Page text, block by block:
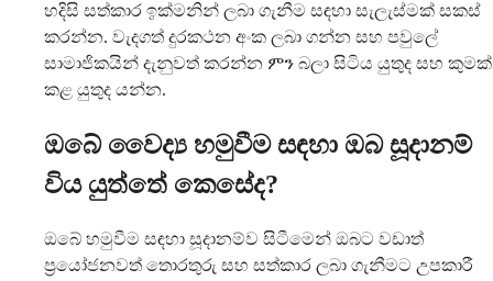
හදිසි සත්කාර ඉක්මනින් ලබා ගැනීම සඳහා සැලැස්මක් සකස්
කරන්න. වැදගත් දුරකථන අංක ලබා ගන්න සහ පවුලේ
සාමාජිකයින් දැනුවත් කරන්න ምን බලා සිටිය යුතුද සහ කුමක්
කළ යුතුද යන්න.
ඔබේ වෛද්‍ය හමුවීම සඳහා ඔබ සූදානම්
විය යුත්තේ කෙසේද?
ඔබේ හමුවීම සඳහා සූදානම්ව සිටීමෙන් ඔබට වඩාත්
ප්‍රයෝජනවත් තොරතුරු සහ සත්කාර ලබා ගැනීමට උපකාරී